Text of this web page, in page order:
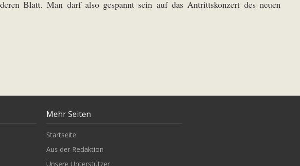
Blatt. Man darf also gespannt sein auf das Antrittskonzert des neuen
Mehr Seiten
Startseite
Aus der Redaktion
Unsere Unterstützer